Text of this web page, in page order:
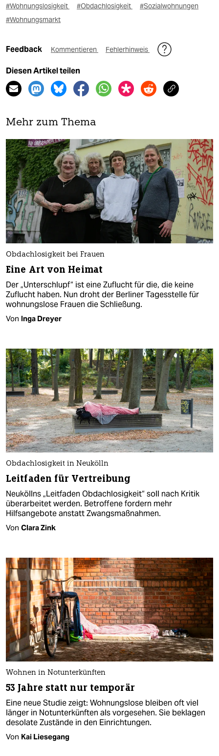
#Wohnungslosigkeit #Obdachlosigkeit
#Sozialwohnungen
#Wohnungsmarkt
Feedback Kommentieren Fehlerhinweis
Diesen Artikel teilen
Mehr zum Thema
Obdachlosigkeit bei Frauen
Eine Art von Heimat
Der „Unterschlupf“ ist eine Zuflucht für die, die keine
Zuflucht haben. Nun droht der Berliner Tagesstelle für
wohnungslose Frauen die Schließung.
Von Inga Dreyer
Obdachlosigkeit in Neukölln
Leitfaden für Vertreibung
Neuköllns „Leitfaden Obdachlosigkeit“ soll nach Kritik
überarbeitet werden. Betroffene fordern mehr
Hilfsangebote anstatt Zwangsmaßnahmen.
Von Clara Zink
Wohnen in Notunterkünften
53 Jahre statt nur temporär
Eine neue Studie zeigt: Wohnungslose bleiben oft viel
länger in Notunterkünften als vorgesehen. Sie beklagen
desolate Zustände in den Einrichtungen.
Von Kai Liesegang